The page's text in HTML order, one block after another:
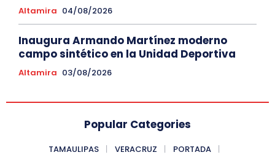
Altamira 04/08/2026
Inaugura Armando Martínez moderno
campo sintético en la Unidad Deportiva
Altamira 03/08/2026
Popular Categories
TAMAULIPAS VERACRUZ
PORTADA